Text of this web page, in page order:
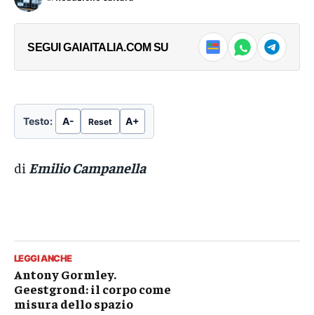
SEGUI GAIAITALIA.COM SU
Testo: A- Reset A+
di Emilio Campanella
LEGGI ANCHE
Antony Gormley.
Geestgrond: il corpo come
misura dello spazio